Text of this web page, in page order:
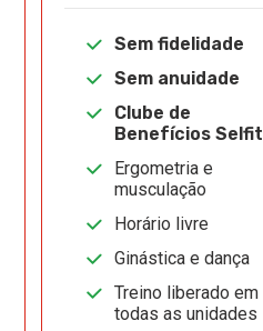
Sem fidelidade
Sem anuidade
Clube de
Benefícios Selfit
Ergometria e
musculação
Horário livre
Ginástica e dança
Treino liberado em
todas as unidades